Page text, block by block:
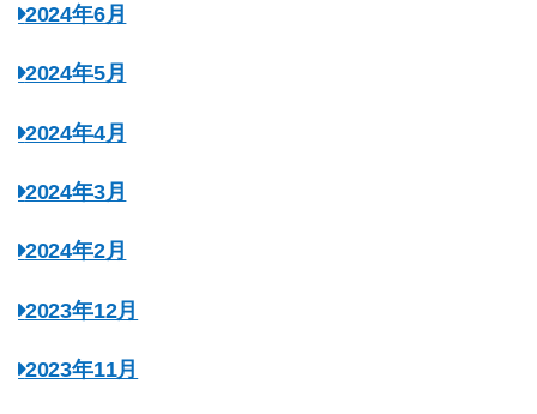
2024年6月
2024年5月
2024年4月
2024年3月
2024年2月
2023年12月
2023年11月